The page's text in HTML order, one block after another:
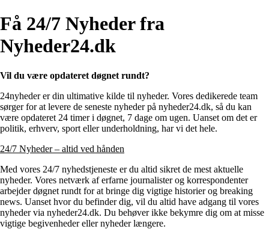
Få 24/7 Nyheder fra
Nyheder24.dk
Vil du være opdateret døgnet rundt?
24nyheder er din ultimative kilde til nyheder. Vores dedikerede team
sørger for at levere de seneste nyheder på nyheder24.dk, så du kan
være opdateret 24 timer i døgnet, 7 dage om ugen. Uanset om det er
politik, erhverv, sport eller underholdning, har vi det hele.
24/7 Nyheder – altid ved hånden
Med vores 24/7 nyhedstjeneste er du altid sikret de mest aktuelle
nyheder. Vores netværk af erfarne journalister og korrespondenter
arbejder døgnet rundt for at bringe dig vigtige historier og breaking
news. Uanset hvor du befinder dig, vil du altid have adgang til vores
nyheder via nyheder24.dk. Du behøver ikke bekymre dig om at misse
vigtige begivenheder eller nyheder længere.